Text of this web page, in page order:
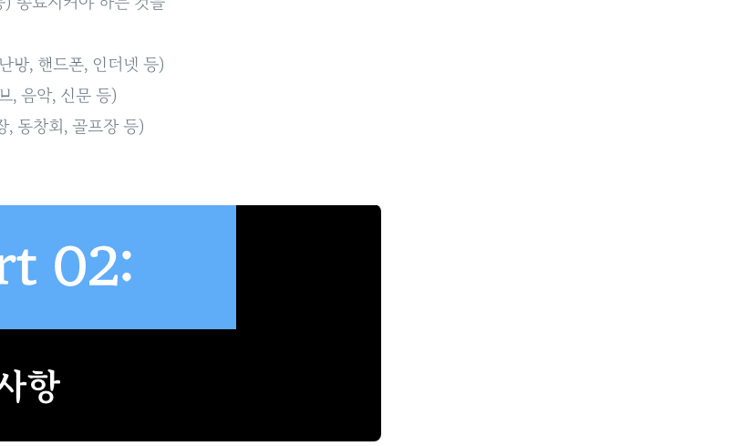
방, 핸드폰, 인터넷 등)
, 음악, 신문 등)
, 동창회, 골프장 등)